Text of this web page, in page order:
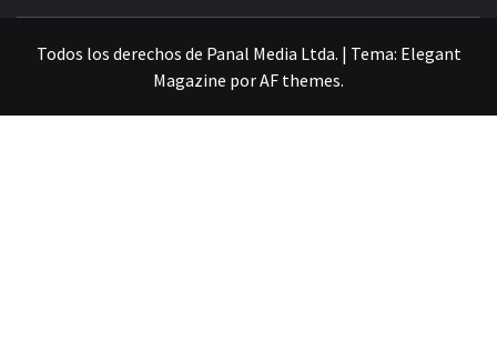
Todos los derechos de Panal Media Ltda. | Tema: Elegant
Magazine porAF themes.